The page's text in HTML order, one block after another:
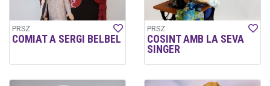
PRSZ
COMIAT A SERGI BELBEL
PRSZ
COSINT AMB LA SEVA
SINGER